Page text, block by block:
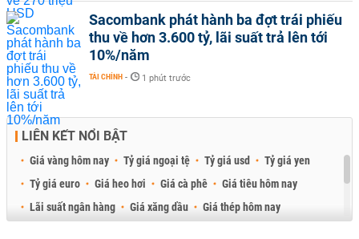
Sacombank phát hành ba đợt trái phiếu
thu về hơn 3.600 tỷ, lãi suất trả lên tới
10%/năm
TÀI CHÍNH - 1 phút trước
LIÊN KẾT NỔI BẬT
Giá vàng hôm nay Tỷ giá ngoại tệ Tỷ giá usd
Tỷ giá yen
Tỷ giá euro
Giá heo hơi Giá cà phê
Giá tiêu hôm nay
Lãi suất ngân hàng
Giá xăng dầu
Giá thép hôm nay